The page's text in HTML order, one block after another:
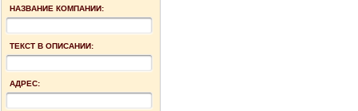
НАЗВАНИЕ КОМПАНИИ:
ТЕКСТ В ОПИСАНИИ:
АДРЕС: